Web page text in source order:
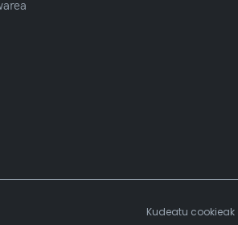
Kudeatu cookieak